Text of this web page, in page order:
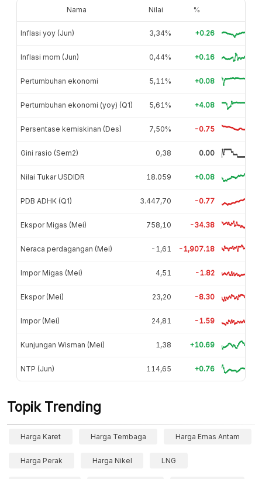
Nama Nilai %
Inflasi yoy (Jun) 3,34% +0.26
Inflasi mom (Jun) 0,44% +0.16
Pertumbuhan ekonomi 5,11% +0.08
Pertumbuhan ekonomi (yoy) (Q1) 5,61% +4.08
Persentase kemiskinan (Des) 7,50% -0.75
Gini rasio (Sem2) 0,38 0.00
Nilai Tukar USDIDR 18.059 +0.08
PDB ADHK (Q1) 3.447,70 -0.77
Ekspor Migas (Mei) 758,10 -34.38
Neraca perdagangan (Mei) -1,61 -1,907.18
Impor Migas (Mei) 4,51 -1.82
Ekspor (Mei) 23,20 -8.30
Impor (Mei) 24,81 -1.59
Kunjungan Wisman (Mei) 1,38 +10.69
NTP (Jun) 114,65 +0.76
Topik Trending
Harga Karet Harga Tembaga Harga Emas Antam
Harga Perak Harga Nikel LNG